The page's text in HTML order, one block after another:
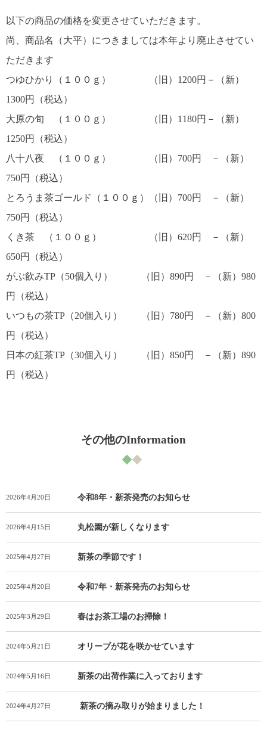
以下の商品の価格を変更させていただきます。
尚、商品名（大平）につきましては本年より廃止させてい
ただきます
つゆひかり（１００ｇ） （旧）1200円－（新）
1300円（税込）
大原の旬 （１００ｇ） （旧）1180円－（新）
1250円（税込）
八十八夜 （１００ｇ） （旧）700円 －（新）
750円（税込）
とろうま茶ゴールド（１００ｇ）（旧）700円 －（新）
750円（税込）
くき茶 （１００ｇ） （旧）620円 －（新）
650円（税込）
がぶ飲みTP（50個入り） （旧）890円 －（新）980
円（税込）
いつもの茶TP（20個入り） （旧）780円 －（新）800
円（税込）
日本の紅茶TP（30個入り） （旧）850円 －（新）890
円（税込）
その他のInformation
2026年4月20日 令和8年・新茶発売のお知らせ
2026年4月15日 丸松園が新しくなります
2025年4月27日 新茶の季節です！
2025年4月20日 令和7年・新茶発売のお知らせ
2025年3月29日 春はお茶工場のお掃除！
2024年5月21日 オリーブが花を咲かせています
2024年5月16日 新茶の出荷作業に入っております
2024年4月27日 新茶の摘み取りが始まりました！